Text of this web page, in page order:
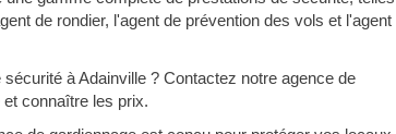
de rondier, l'agent de prévention des vols et l'agent
à Adainville ? Contactez notre agence de
connaître les prix.